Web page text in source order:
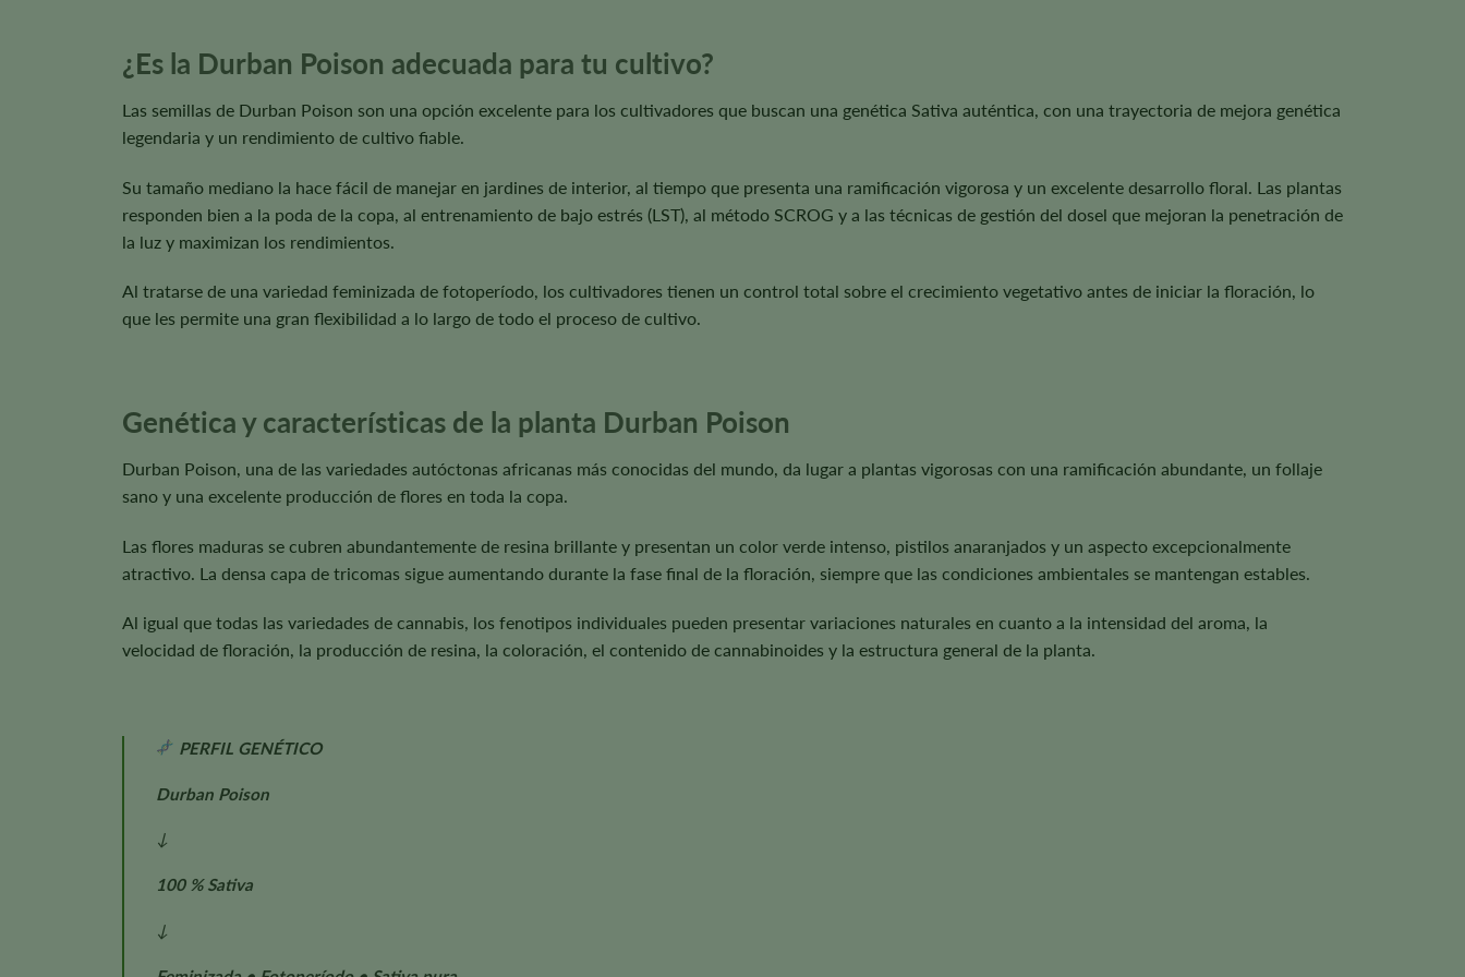
¿Es la Durban Poison adecuada para tu cultivo?
Las semillas de Durban Poison son una opción excelente para los cultivadores que buscan una genética Sativa auténtica, con una trayectoria de mejora genética
legendaria y un rendimiento de cultivo fiable.
Su tamaño mediano la hace fácil de manejar en jardines de interior, al tiempo que presenta una ramificación vigorosa y un excelente desarrollo floral. Las plantas
responden bien a la poda de la copa, al entrenamiento de bajo estrés (LST), al método SCROG y a las técnicas de gestión del dosel que mejoran la penetración de
la luz y maximizan los rendimientos.
Al tratarse de una variedad feminizada de fotoperíodo, los cultivadores tienen un control total sobre el crecimiento vegetativo antes de iniciar la floración, lo
que les permite una gran flexibilidad a lo largo de todo el proceso de cultivo.
Genética y características de la planta Durban Poison
Durban Poison, una de las variedades autóctonas africanas más conocidas del mundo, da lugar a plantas vigorosas con una ramificación abundante, un follaje
sano y una excelente producción de flores en toda la copa.
Las flores maduras se cubren abundantemente de resina brillante y presentan un color verde intenso, pistilos anaranjados y un aspecto excepcionalmente
atractivo. La densa capa de tricomas sigue aumentando durante la fase final de la floración, siempre que las condiciones ambientales se mantengan estables.
Al igual que todas las variedades de cannabis, los fenotipos individuales pueden presentar variaciones naturales en cuanto a la intensidad del aroma, la
velocidad de floración, la producción de resina, la coloración, el contenido de cannabinoides y la estructura general de la planta.
PERFIL GENÉTICO
Durban Poison
↓
100 % Sativa
↓